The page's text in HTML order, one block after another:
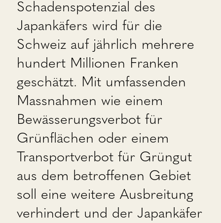
Schadenspotenzial des
Japankäfers wird für die
Schweiz auf jährlich mehrere
hundert Millionen Franken
geschätzt. Mit umfassenden
Massnahmen wie einem
Bewässerungsverbot für
Grünflächen oder einem
Transportverbot für Grüngut
aus dem betroffenen Gebiet
soll eine weitere Ausbreitung
verhindert und der Japankäfer